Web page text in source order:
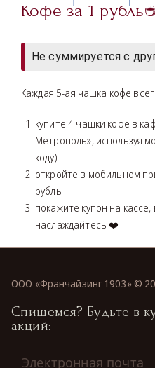
Кофе за 1
Не суммируется с
Каждая 5-ая чашка кофе
купите 4 чашки кофе в
Метрополь», используя
коду)
откройте в мобильном
рубль
покажите купон на
наслаждайтесь ❤️
ООО «Франчайзинг 1903» ©
Спишемся? Будьте в
акций: